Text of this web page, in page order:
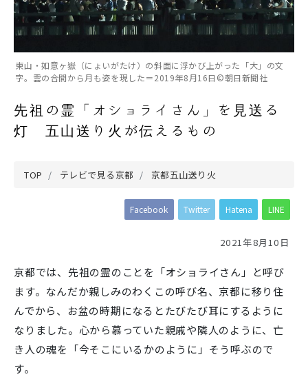
東山・如意ヶ嶽（にょいがたけ）の斜面に浮かび上がった「大」の文
字。雲の合間から月も姿を現した＝2019年8月16日©朝日新聞社
先祖の霊「オショライさん」を見送る
灯 五山送り火が伝えるもの
TOP テレビで見る京都 京都五山送り火
Facebook Twitter Hatena LINE
2021年8月10日
京都では、先祖の霊のことを「オショライさん」と呼び
ます。なんだか親しみのわくこの呼び名、京都に移り住
んでから、お盆の時期になるとたびたび耳にするように
なりました。心から慕っていた親戚や隣人のように、亡
き人の魂を「今そこにいるかのように」そう呼ぶので
す。